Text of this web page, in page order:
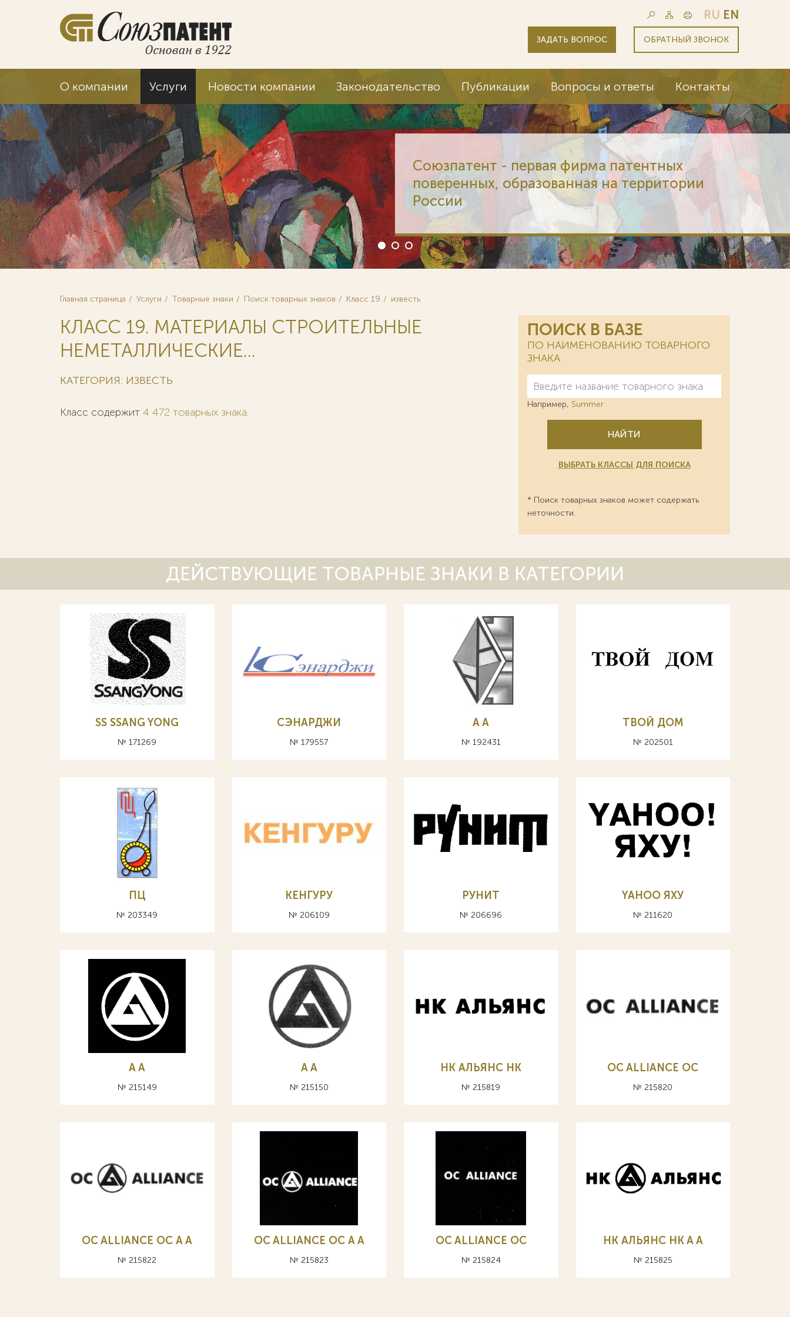
RU EN
ЗАДАТЬ ВОПРОС ОБРАТНЫЙ ЗВОНОК
О компании Услуги Новости компании Законодательство Публикации Вопросы и ответы Контакты
Союзпатент - первая фирма патентных
поверенных, образованная на территории
России
Главная страница Услуги Товарные знаки Поиск товарных знаков Класс 19 известь
КЛАСС 19. МАТЕРИАЛЫ СТРОИТЕЛЬНЫЕ
НЕМЕТАЛЛИЧЕСКИЕ...
КАТЕГОРИЯ: ИЗВЕСТЬ
Класс содержит 4 472 товарных знака.
ПОИСК В БАЗЕ
ПО НАИМЕНОВАНИЮ ТОВАРНОГО
ЗНАКА
Например, Summer
НАЙТИ
ВЫБРАТЬ КЛАССЫ ДЛЯ ПОИСКА
* Поиск товарных знаков может содержать
неточности.
ДЕЙСТВУЮЩИЕ ТОВАРНЫЕ ЗНАКИ В КАТЕГОРИИ
SS SSANG YONG
№ 171269
СЭНАРДЖИ
№ 179557
A А
№ 192431
ТВОЙ ДОМ
№ 202501
ПЦ
№ 203349
КЕНГУРУ
№ 206109
РУНИТ
№ 206696
YAHOO ЯХУ
№ 211620
A А
№ 215149
A А
№ 215150
НК АЛЬЯНС HK
№ 215819
OC ALLIANCE ОС
№ 215820
OC ALLIANCE ОС A А
№ 215822
OC ALLIANCE ОС A А
№ 215823
OC ALLIANCE ОС
№ 215824
НК АЛЬЯНС HK A А
№ 215825